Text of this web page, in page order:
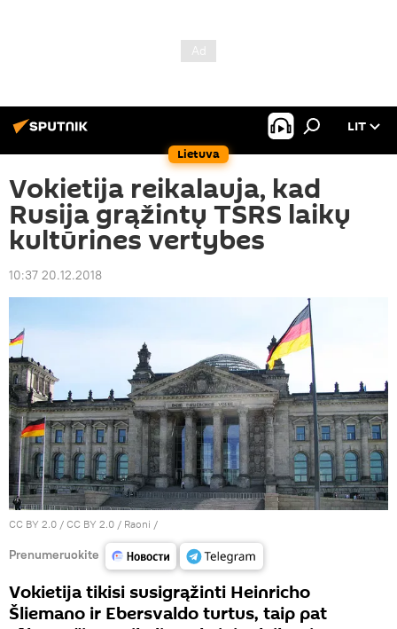
Lietuva
LIT
Vokietija reikalauja, kad
Rusija grąžintų TSRS laikų
kultūrines vertybes
10:37 20.12.2018
CC BY 2.0 / CC BY 2.0 / Raoni /
Prenumeruokite
Vokietija tikisi susigrąžinti Heinricho
Šliemano ir Ebersvaldo turtus, taip pat